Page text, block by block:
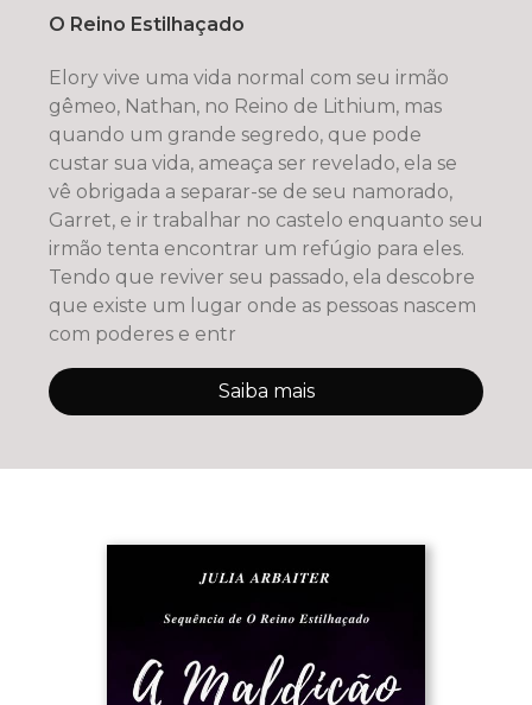
O Reino Estilhaçado
Elory vive uma vida normal com seu irmão
gêmeo, Nathan, no Reino de Lithium, mas
quando um grande segredo, que pode
custar sua vida, ameaça ser revelado, ela se
vê obrigada a separar-se de seu namorado,
Garret, e ir trabalhar no castelo enquanto seu
irmão tenta encontrar um refúgio para eles.
Tendo que reviver seu passado, ela descobre
que existe um lugar onde as pessoas nascem
com poderes e entr
Saiba mais